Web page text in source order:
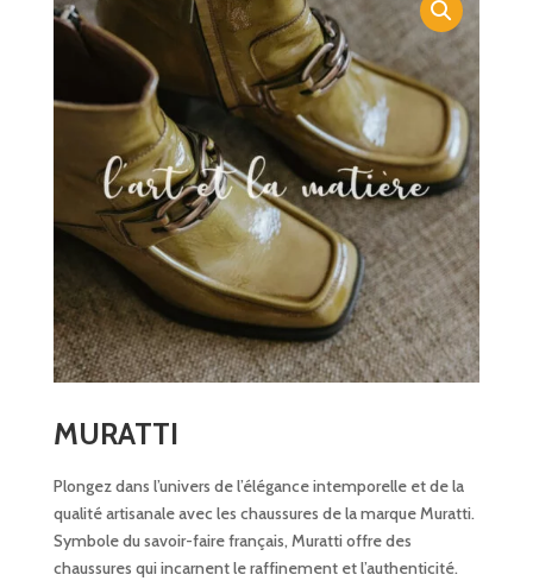
MURATTI
Plongez dans l’univers de l’élégance intemporelle et de la
qualité artisanale avec les chaussures de la marque Muratti.
Symbole du savoir-faire français, Muratti offre des
chaussures qui incarnent le raffinement et l’authenticité.